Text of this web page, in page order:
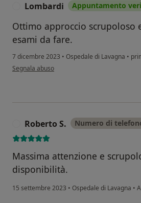
Lombardi Appuntamento
Ottimo approccio scrupoloso
esami da fare.
7 dicembre 2023 • Ospedale di Lavagna •
secondo l'opinione dell'utente Lombardi
Segnala abuso
Roberto S. Numero di
Massima attenzione e
disponibilità.
15 settembre 2023 • Ospedale di Lavagna •